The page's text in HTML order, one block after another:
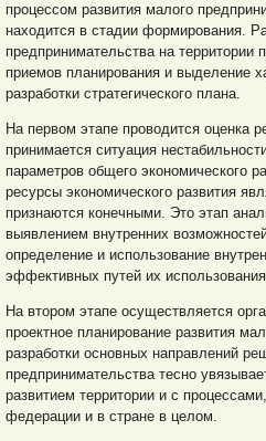
процессом развития малого
находится в стадии формирования.
предпринимательства на территории
приемов планирования и выделение
разработки стратегического плана.
На первом этапе проводится оценка
принимается ситуация
параметров общего экономического
ресурсы экономического развития
признаются конечными. Это этап
выявлением внутренних
определение и использование
эффективных путей их
На втором этапе осуществляется
проектное планирование развития
разработки основных направлений
предпринимательства тесно
развитием территории и с
федерации и в стране в целом.